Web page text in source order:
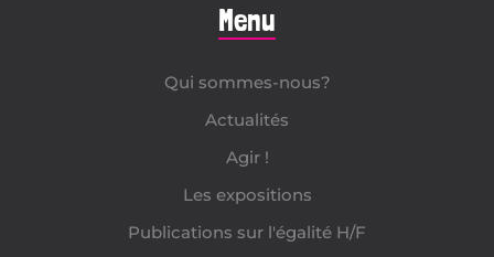
Menu
Qui sommes-nous?
Actualités
Agir !
Les expositions
Publications sur l'égalité H/F